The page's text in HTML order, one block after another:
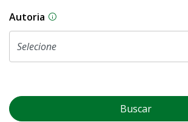
Autoria As proposições legislativas
Buscar